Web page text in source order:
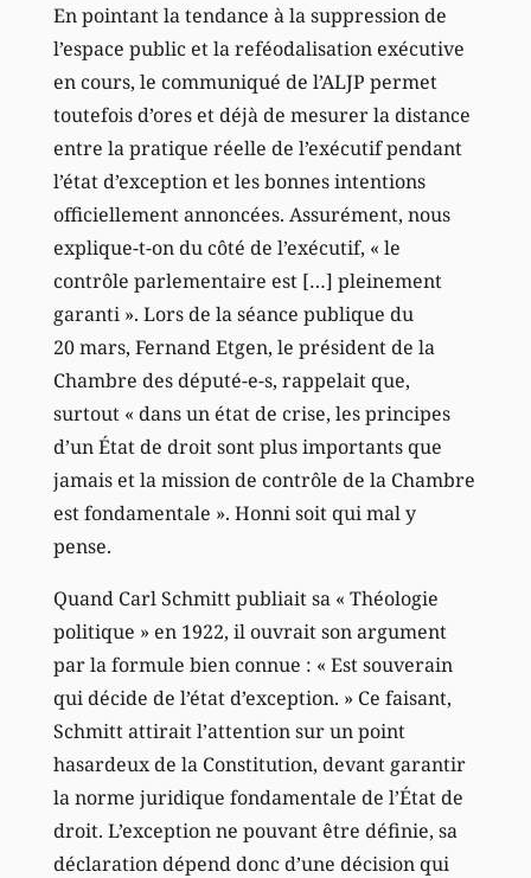
En pointant la tendance à la suppression de
l’espace public et la reféodalisation exécutive
en cours, le communiqué de l’ALJP permet
toutefois d’ores et déjà de mesurer la distance
entre la pratique réelle de l’exécutif pendant
l’état d’exception et les bonnes intentions
officiellement annoncées. Assurément, nous
explique-t-on du côté de l’exécutif, « le
contrôle parlementaire est […] pleinement
garanti ». Lors de la séance publique du
20 mars, Fernand Etgen, le président de la
Chambre des député-e-s, rappelait que,
surtout « dans un état de crise, les principes
d’un État de droit sont plus importants que
jamais et la mission de contrôle de la Chambre
est fondamentale ». Honni soit qui mal y
pense.
Quand Carl Schmitt publiait sa « Théologie
politique » en 1922, il ouvrait son argument
par la formule bien connue : « Est souverain
qui décide de l’état d’exception. » Ce faisant,
Schmitt attirait l’attention sur un point
hasardeux de la Constitution, devant garantir
la norme juridique fondamentale de l’État de
droit. L’exception ne pouvant être définie, sa
déclaration dépend donc d’une décision qui